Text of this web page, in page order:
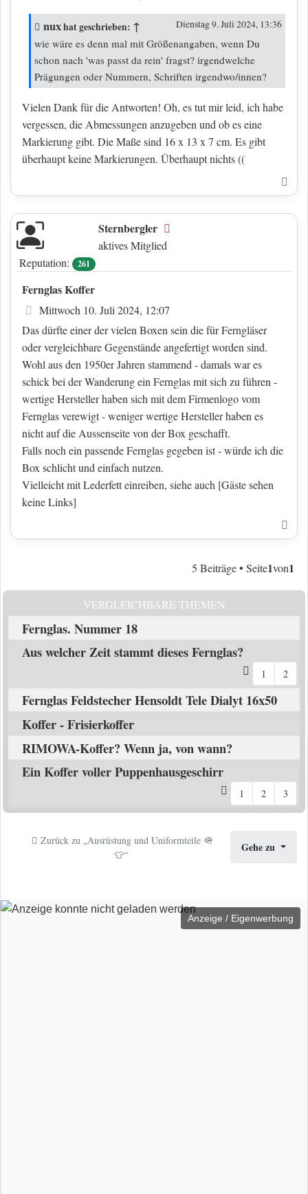
nuxhat geschrieben: ↑ Dienstag 9. Juli 2024, 13:36
wie wäre es denn mal mit Größenangaben, wenn Du
schon nach 'was passt da rein' fragst? irgendwelche
Prägungen oder Nummern, Schriften irgendwo/innen?
Vielen Dank für die Antworten! Oh, es tut mir leid, ich habe
vergessen, die Abmessungen anzugeben und ob es eine
Markierung gibt. Die Maße sind 16 x 13 x 7 cm. Es gibt
überhaupt keine Markierungen. Überhaupt nichts ((
Sternbergler
aktives Mitglied
Reputation:
261
Fernglas Koffer
Beitrag
Mittwoch 10. Juli 2024, 12:07
Das dürfte einer der vielen Boxen sein die für Ferngläser
oder vergleichbare Gegenstände angefertigt worden sind.
Wohl aus den 1950er Jahren stammend - damals war es
schick bei der Wanderung ein Fernglas mit sich zu führen -
wertige Hersteller haben sich mit dem Firmenlogo vom
Fernglas verewigt - weniger wertige Hersteller haben es
nicht auf die Aussenseite von der Box geschafft.
Falls noch ein passende Fernglas gegeben ist - würde ich die
Box schlicht und einfach nutzen.
Vielleicht mit Lederfett einreiben, siehe auch [Gäste sehen
keine Links]
5 Beiträge • Seite1von1
VERGLEICHBARE THEMEN
Fernglas. Nummer 18
Aus welcher Zeit stammt dieses Fernglas?
1 2
Fernglas Feldstecher Hensoldt Tele Dialyt 16x50
Koffer - Frisierkoffer
RIMOWA-Koffer? Wenn ja, von wann?
Ein Koffer voller Puppenhausgeschirr
1 2 3
Zurück zu „Ausrüstung und Uniformteile 🪖
👕“
Gehe zu
Anzeige / Eigenwerbung